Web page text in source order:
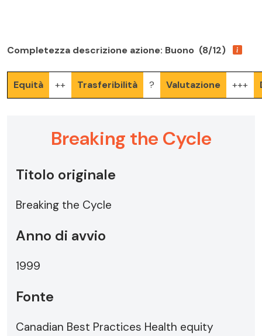
Completezza descrizione azione: Buono (8/12)
Equità ++ Trasferibilità ? Valutazione +++
Breaking the Cycle
Titolo originale
Breaking the Cycle
Anno di avvio
1999
Fonte
Canadian Best Practices Health equity